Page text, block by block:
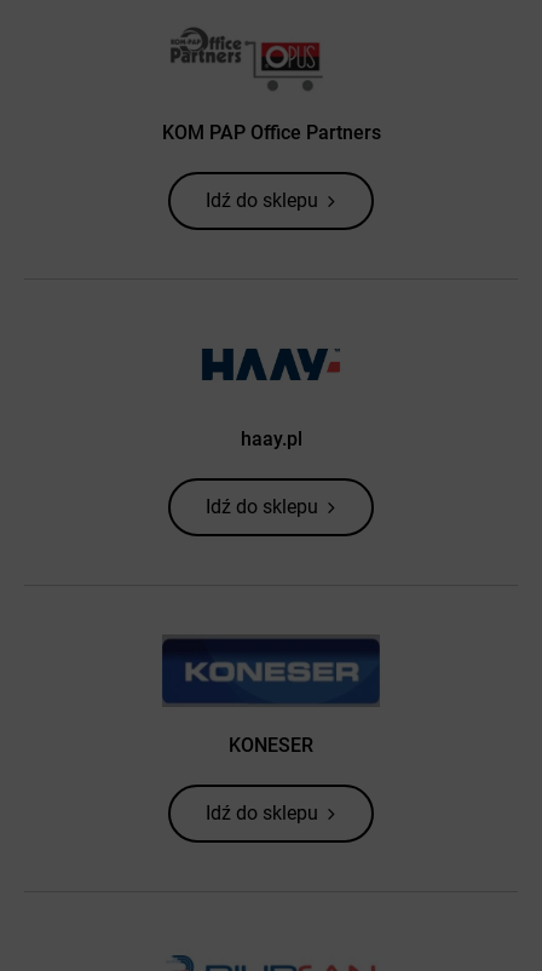
KOM PAP Office Partners
Idź do sklepu
haay.pl
Idź do sklepu
KONESER
Idź do sklepu